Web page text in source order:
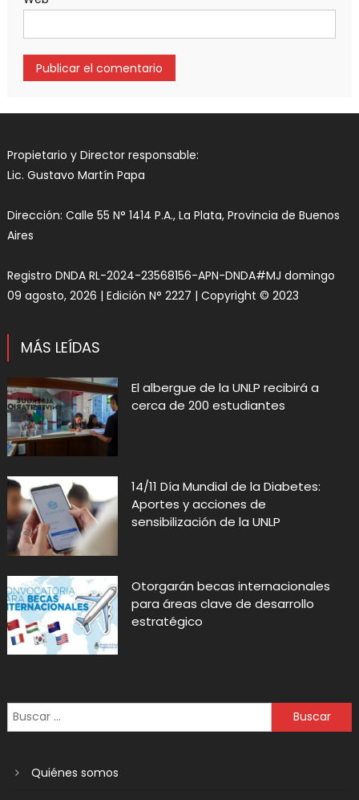
Propietario y Director responsable:
Lic. Gustavo Martín Papa
Dirección: Calle 55 N° 1414 P.A., La Plata, Provincia de Buenos
Aires
Registro DNDA RL-2024-23568156-APN-DNDA#MJ domingo
09 agosto, 2026 | Edición N° 2227 | Copyright © 2023
MÁS LEÍDAS
El albergue de la UNLP recibirá a
cerca de 200 estudiantes
14/11 Día Mundial de la Diabetes:
Aportes y acciones de
sensibilización de la UNLP
Otorgarán becas internacionales
para áreas clave de desarrollo
estratégico
Quiénes somos